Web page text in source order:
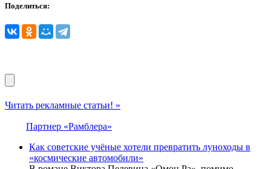
Поделиться:
Читать рекламные статьи! »
Партнер «Рамблера»
Как советские учёные хотели превратить луноходы в
«космические автомобили»